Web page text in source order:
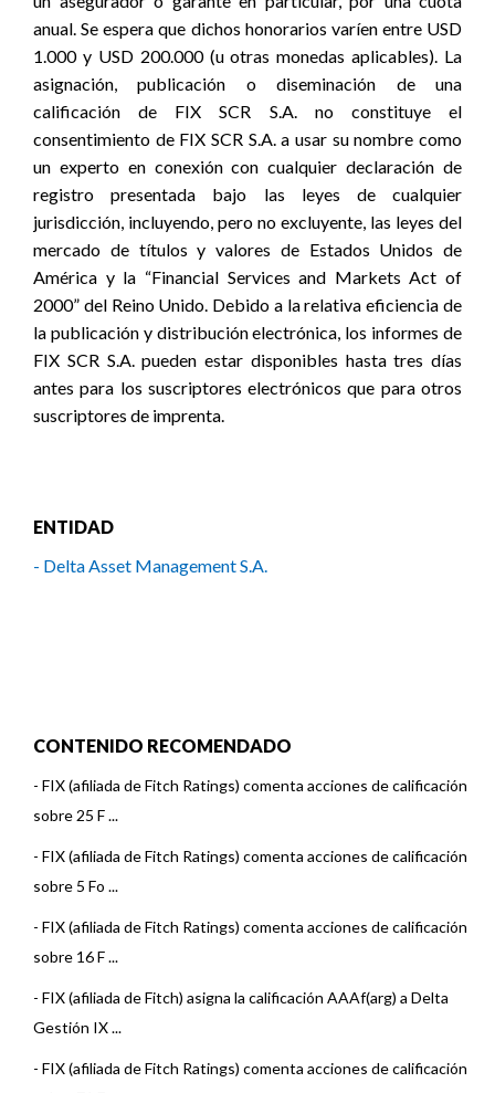
anual. Se espera que dichos honorarios varíen entre USD
1.000 y USD 200.000 (u otras monedas aplicables). La
asignación, publicación o diseminación de una
calificación de FIX SCR S.A. no constituye el
consentimiento de FIX SCR S.A. a usar su nombre como
un experto en conexión con cualquier declaración de
registro presentada bajo las leyes de cualquier
jurisdicción, incluyendo, pero no excluyente, las leyes del
mercado de títulos y valores de Estados Unidos de
América y la “Financial Services and Markets Act of
2000” del Reino Unido. Debido a la relativa eficiencia de
la publicación y distribución electrónica, los informes de
FIX SCR S.A. pueden estar disponibles hasta tres días
antes para los suscriptores electrónicos que para otros
suscriptores de imprenta.
ENTIDAD
- Delta Asset Management S.A.
CONTENIDO RECOMENDADO
- FIX (afiliada de Fitch Ratings) comenta acciones de calificación
sobre 25 F ...
- FIX (afiliada de Fitch Ratings) comenta acciones de calificación
sobre 5 Fo ...
- FIX (afiliada de Fitch Ratings) comenta acciones de calificación
sobre 16 F ...
- FIX (afiliada de Fitch) asigna la calificación AAAf(arg) a Delta
Gestión IX ...
- FIX (afiliada de Fitch Ratings) comenta acciones de calificación